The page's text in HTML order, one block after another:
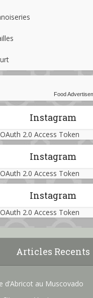
Food
Instagram
2.0 Access Token
Instagram
2.0 Access Token
Instagram
2.0 Access Token
Articles Recents
d’Abricot au Muscovado